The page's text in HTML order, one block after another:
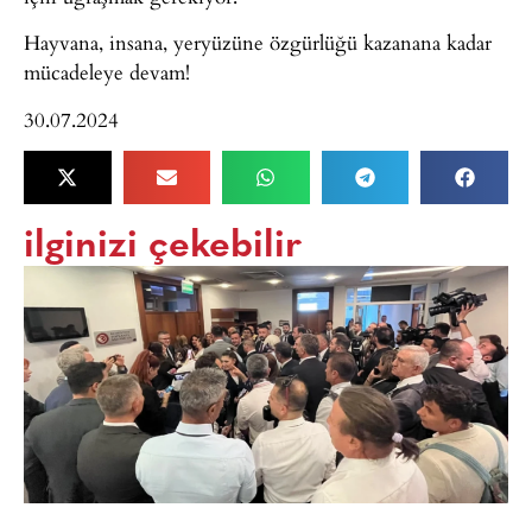
Hayvana, insana, yeryüzüne özgürlüğü kazanana kadar
mücadeleye devam!
30.07.2024
ilginizi çekebilir